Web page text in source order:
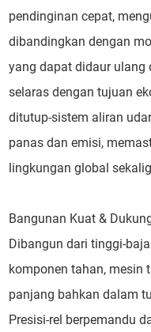
pendinginan cepat,
dibandingkan dengan
yang dapat didaur ulang
selaras dengan tujuan
ditutup-sistem aliran
panas dan emisi,
lingkungan global
Bangunan Kuat &
Dibangun dari tinggi-
komponen tahan, mesin
panjang bahkan dalam
Presisi-rel berpemandu